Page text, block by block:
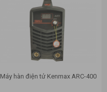
Máy hàn điện tử Kenmax ARC-400